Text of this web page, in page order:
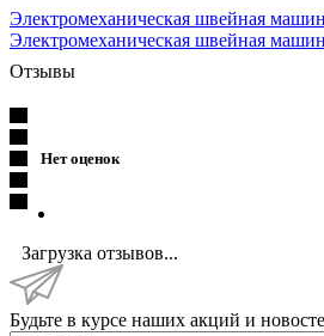
Электромеханическая швейная
Электромеханическая швейная
Отзывы
Нет оценок
Загрузка отзывов...
Будьте в курсе наших акций и